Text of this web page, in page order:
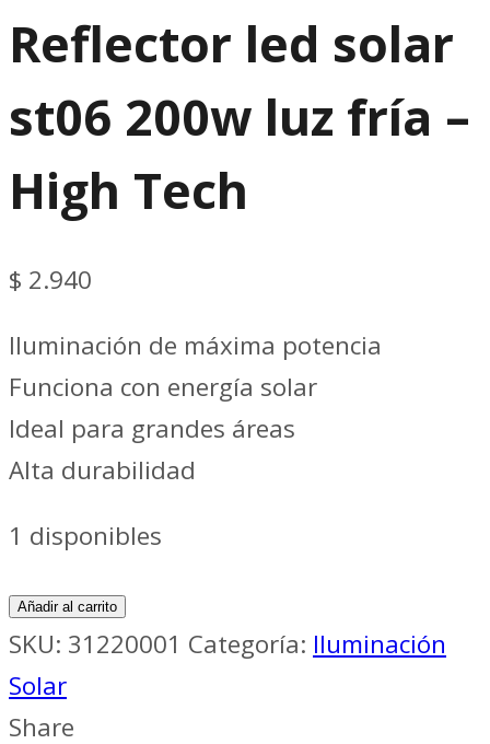
Reflector led solar
st06 200w luz fría –
High Tech
$ 2.940
Iluminación de máxima potencia
Funciona con energía solar
Ideal para grandes áreas
Alta durabilidad
1 disponibles
Añadir al carrito
SKU: 31220001 Categoría: Iluminación
Solar
Share